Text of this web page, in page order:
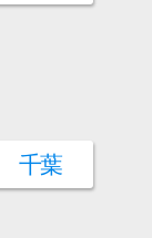
千葉